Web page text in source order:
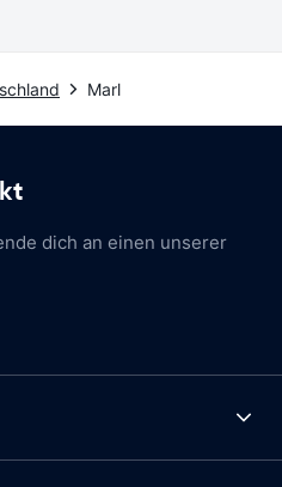
Marl
dich an einen unserer